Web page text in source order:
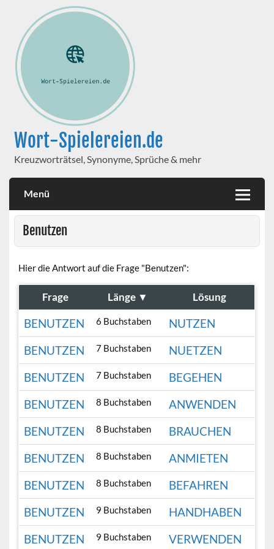
Wort-Spielereien.de
Kreuzworträtsel, Synonyme, Sprüche & mehr
Menü
Benutzen
Hier die Antwort auf die Frage "Benutzen":
Frage Länge ▼ Lösung
BENUTZEN 6 Buchstaben
NUTZEN
BENUTZEN
7 Buchstaben
NUETZEN
BENUTZEN
7 Buchstaben
BEGEHEN
BENUTZEN
8 Buchstaben
ANWENDEN
BENUTZEN
8 Buchstaben
BRAUCHEN
BENUTZEN
8 Buchstaben
ANMIETEN
BENUTZEN
8 Buchstaben
BEFAHREN
BENUTZEN
9 Buchstaben
HANDHABEN
BENUTZEN
9 Buchstaben VERWENDEN